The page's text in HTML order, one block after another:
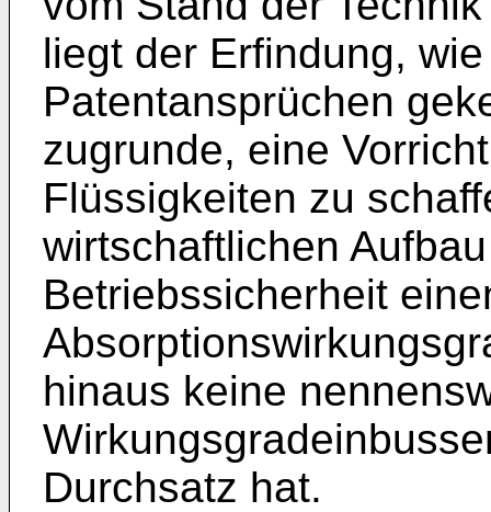
liegt der Erfindung,
Patentansprüchen
zugrunde, eine
Flüssigkeiten zu
wirtschaftlichen
Betriebssicherheit
hinaus keine
Durchsatz hat.